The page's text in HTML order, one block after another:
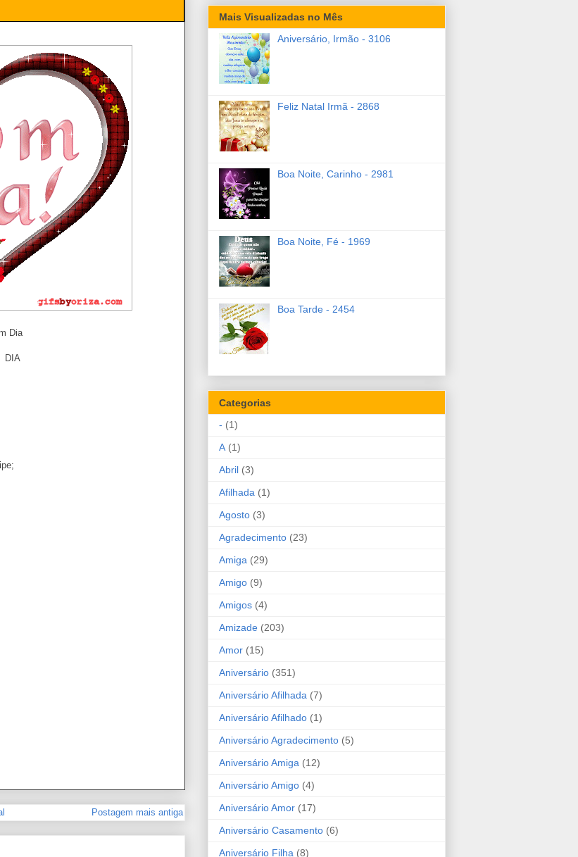
Dia
Postagem mais antiga
Mais Visualizadas no Mês
Aniversário, Irmão - 3106
Feliz Natal Irmã - 2868
Boa Noite, Carinho - 2981
Boa Noite, Fé - 1969
Boa Tarde - 2454
Categorias
- (1)
A (1)
Abril (3)
Afilhada (1)
Agosto (3)
Agradecimento (23)
Amiga (29)
Amigo (9)
Amigos (4)
Amizade (203)
Amor (15)
Aniversário (351)
Aniversário Afilhada (7)
Aniversário Afilhado (1)
Aniversário Agradecimento (5)
Aniversário Amiga (12)
Aniversário Amigo (4)
Aniversário Amor (17)
Aniversário Casamento (6)
Aniversário Filha (8)